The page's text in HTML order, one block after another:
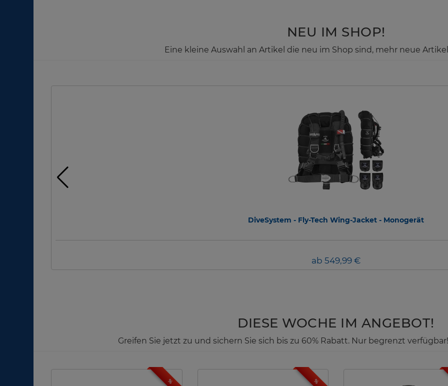
NEU IM SHOP!
Eine kleine Auswahl an Artikel die neu im Shop sind, mehr neue
DiveSystem - Fly-Tech Wing-Jacket - Monogerät
ab 549,99 €
DIESE WOCHE IM ANGEBOT!
Greifen Sie jetzt zu und sichern Sie sich bis zu 60% Rabatt. Nur begrenzt
% %